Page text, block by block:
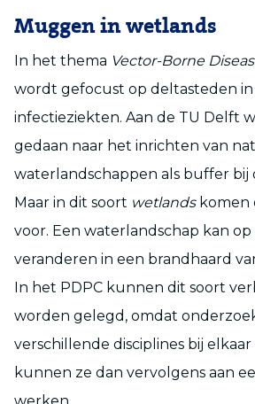
Muggen in wetlands
In het thema Vector-Borne
wordt gefocust op deltasteden
infectieziekten. Aan de TU Delft
gedaan naar het inrichten van
waterlandschappen als buffer bij
Maar in dit soort wetlandskomen
voor. Een waterlandschap kan
veranderen in een brandhaard
In het PDPC kunnen dit soort
worden gelegd, omdat
verschillende disciplines bij
kunnen ze dan vervolgens aan